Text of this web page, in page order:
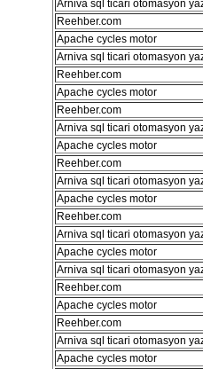
Arniva sql ticari otomasyon
Reehber.com
Apache cycles motor
Arniva sql ticari otomasyon
Reehber.com
Apache cycles motor
Reehber.com
Arniva sql ticari otomasyon
Apache cycles motor
Reehber.com
Arniva sql ticari otomasyon
Apache cycles motor
Reehber.com
Arniva sql ticari otomasyon
Apache cycles motor
Arniva sql ticari otomasyon
Reehber.com
Apache cycles motor
Reehber.com
Arniva sql ticari otomasyon
Apache cycles motor